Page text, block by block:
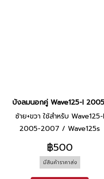
บังลมนอกคู่ Wave125-I
ซ้าย+ขวา ใช้สำหรับ Wave125-I
2005-2007 / Wave125s
2005-2007
฿500
มีสินค้าราคาส่ง